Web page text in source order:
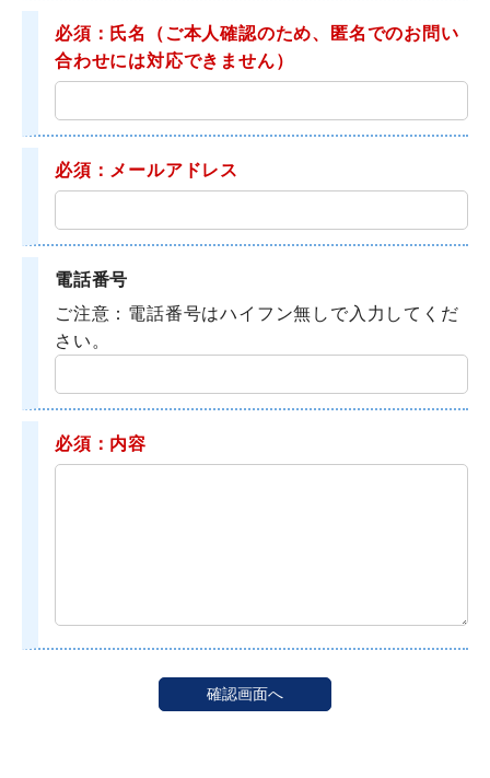
必須：氏名
（ご本人確認のため、匿名でのお問い
合わせには対応できません）
必須：メールアドレス
電話番号
ご注意：電話番号はハイフン無しで入力してくだ
さい。
必須：内容